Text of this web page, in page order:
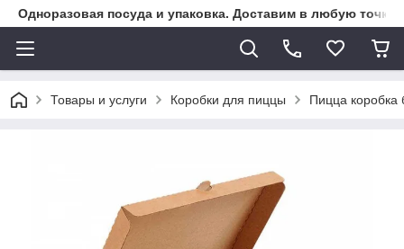
Одноразовая посуда и упаковка. Доставим в любую точку
Товары и услуги Коробки для пиццы Пицца коробка